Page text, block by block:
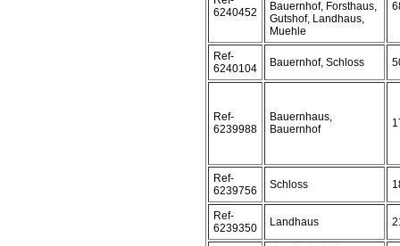
6240452
Bauernhof, Forsthaus,
Gutshof, Landhaus,
Muehle
Ref-
6240104
Bauernhof, Schloss
Ref-
6239988
Bauernhaus,
Bauernhof
Ref-
6239756
Schloss
Ref-
6239350
Landhaus